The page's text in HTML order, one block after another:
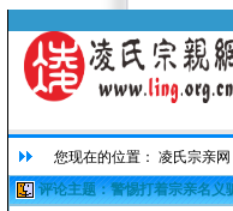
您现在的位置： 凌氏宗亲网
评论主题：警惕打着宗亲名义